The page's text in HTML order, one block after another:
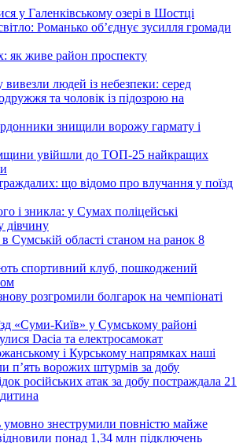
у Галенківському озері в Шостці
Романько об’єднує зусилля громади
як живе район проспекту
вивезли людей із небезпеки: серед
та чоловік із підозрою на
знищили ворожу гармату і
увійшли до ТОП-25 найкращих
що відомо про влучання у поїзд
і зникла: у Сумах поліцейські
дівчину
в Сумській області станом на ранок 8
спортивний клуб, пошкоджений
розгромили болгарок на чемпіонаті
«Суми-Київ» у Сумському районі
Dacia та електросамокат
і Курському напрямках наші
п’ять ворожих штурмів за добу
російських атак за добу постраждала 21
знеструмили повністю майже
понад 1,34 млн підключень